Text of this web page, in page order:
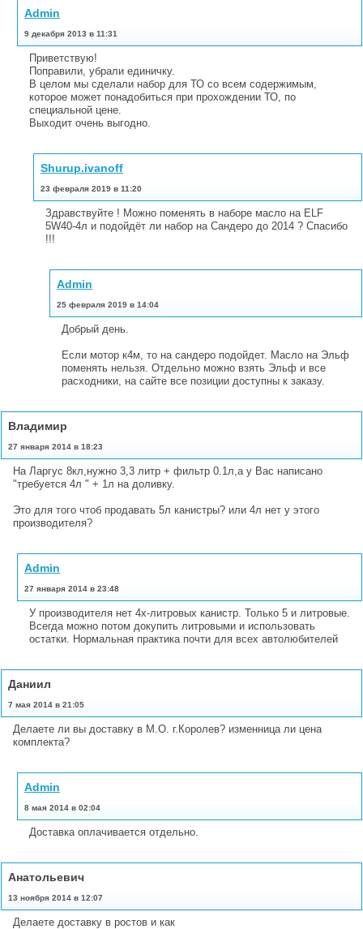
Admin
9 декабря 2013 в 11:31
Приветствую!
Поправили, убрали единичку.
В целом мы сделали набор для ТО со всем содержимым,
которое может понадобиться при прохождении ТО, по
специальной цене.
Выходит очень выгодно.
Shurup.ivanoff
23 февраля 2019 в 11:20
Здравствуйте ! Можно поменять в наборе масло на ELF
5W40-4л и подойдёт ли набор на Сандеро до 2014 ? Спасибо
!!!
Admin
25 февраля 2019 в 14:04
Добрый день.
Если мотор к4м, то на сандеро подойдет. Масло на Эльф
поменять нельзя. Отдельно можно взять Эльф и все
расходники, на сайте все позиции доступны к заказу.
Владимир
27 января 2014 в 18:23
На Ларгус 8кл,нужно 3,3 литр + фильтр 0.1л,а у Вас написано
"требуется 4л " + 1л на доливку.
Это для того чтоб продавать 5л канистры? или 4л нет у этого
производителя?
Admin
27 января 2014 в 23:48
У производителя нет 4х-литровых канистр. Только 5 и литровые.
Всегда можно потом докупить литровыми и использовать
остатки. Нормальная практика почти для всех автолюбителей
Даниил
7 мая 2014 в 21:05
Делаете ли вы доставку в М.О. г.Королев? изменница ли цена
комплекта?
Admin
8 мая 2014 в 02:04
Доставка оплачивается отдельно.
Анатольевич
13 ноября 2014 в 12:07
Делаете доставку в ростов и как